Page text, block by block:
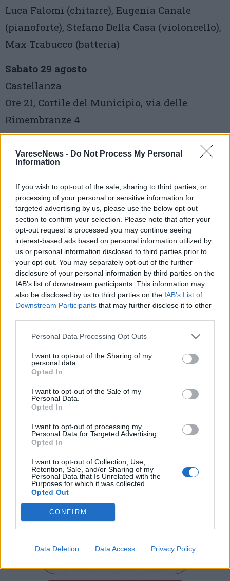
VareseNews - Do Not Process My Personal
Information
If you wish to opt-out of the sale, sharing to third parties, or
processing of your personal or sensitive information for
targeted advertising by us, please use the below opt-out
section to confirm your selection. Please note that after your
opt-out request is processed you may continue seeing
interest-based ads based on personal information utilized by
us or personal information disclosed to third parties prior to
your opt-out. You may separately opt-out of the further
disclosure of your personal information by third parties on the
IAB’s list of downstream participants. This information may
also be disclosed by us to third parties on the IAB’s List of
Downstream Participants that may further disclose it to other
Personal Data Processing Opt Outs
I want to opt-out of the Sharing of my
personal data.
Opted In
I want to opt-out of the Sale of my
Personal Data.
Opted In
I want to opt-out of processing my
Personal Data for Targeted Advertising.
Opted In
I want to opt-out of Collection, Use,
Retention, Sale, and/or Sharing of my
Personal Data that Is Unrelated with the
Purposes for which it was collected.
Opted Out
CONFIRM
Data Deletion Data Access Privacy Policy
Luca Falomi (chitarre), Eugenia Canale
(pianoforte), Stefano Della Casa (violoncello),
Max Trabucco (batteria)
Sabato 29 agosto
Castellanza
Ore 21, Cortile del Municipio, via delle
Rimembranze 4
Francesco Schepisi Elevation Quartet
Francesco Schepisi (pianoforte), Samantha
Fabio Delle Foglie (batteria)
Domenica 30 agosto
Legnano
Ore 21, Parco fluviale Isola del Castello, via
Castello 1
TeBuCaSe Quartet
Max Tempia (organo hammond), Fabio
Buonarota (tromba), Mario Caccia (basso),
Massimo Serra (batteria)
Domenica 6 settembre
Olgiate Olona
Ore 11, Cortile del Municipio, via L. Greppi 4
Enrico Pieranunzi piano solo (concerto e
aperitivo)
Ingresso libero a tutti gli eventi con libera
donazione.